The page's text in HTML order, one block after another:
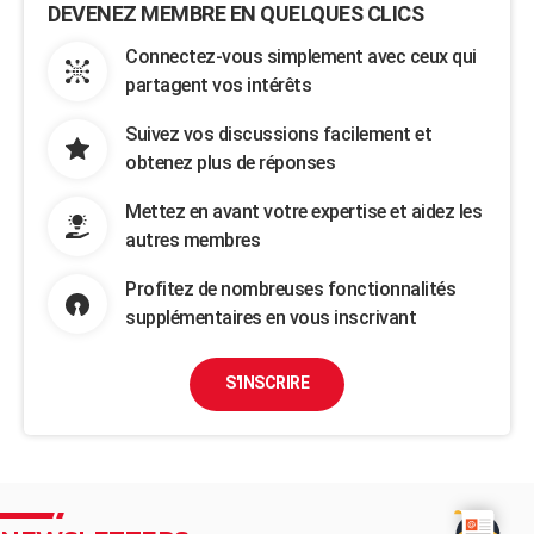
DEVENEZ MEMBRE EN QUELQUES CLICS
Connectez-vous simplement avec ceux qui
partagent vos intérêts
Suivez vos discussions facilement et
obtenez plus de réponses
Mettez en avant votre expertise et aidez les
autres membres
Profitez de nombreuses fonctionnalités
supplémentaires en vous inscrivant
S'INSCRIRE